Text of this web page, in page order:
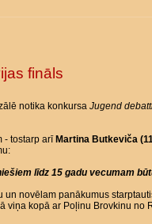
fināls
notika konkursa Jugend
- tostarp arī Martina Butkeviča
līdz 15 gadu vecumam
un novēlam panākumus
viņa kopā ar Poļinu Brovkinu no